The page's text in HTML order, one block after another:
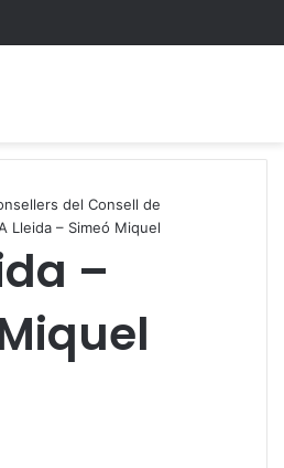
del Consell de
Lleida – Simeó Miquel
–